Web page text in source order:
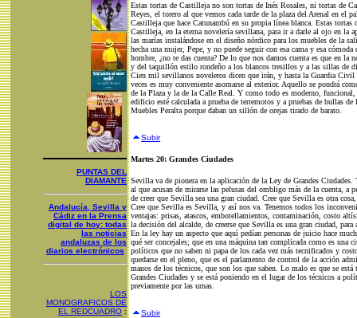
PUNTAS DEL
DIAMANTE
Andalucía, Sevilla y
Cádiz en la Prensa
digital de hoy: todas
las noticias
andaluzas de los
diarios electrónicos
LOS
MONOGRAFICOS DE
EL REDCUADRO :
Estas tortas de Castilleja no son tortas de Inés Rosales, ni tortas de
Reyes, el torero al que vemos cada tarde de la plaza del Arenal en el
Castilleja que hace Catunambú en su propia línea blanca. Estas
Castilleja, en la eterna novelería sevillana, para ir a darle al ojo en la
las marías instalándose en el diseño nórdico para los muebles de la
hecha una mujer, Pepe, y no puede seguir con esa cama y esa
hombre, ¿no te das cuenta? De lo que nos damos cuenta es que en la
y del taquillón estilo rondeño a los blancos tresillos y a las sillas de
Cien mil sevillanos noveleros dicen que irán, y hasta la Guardia Civil
veces es muy conveniente asomarse al exterior. Aquello se pondrá
de la Plaza y la de la Calle Real. Y como todo es moderno,
edificio esté calculada a prueba de terremotos y a pruebas de bullas
Muebles Peralta porque daban un sillón de orejas tirado de barato.
Subir
Martes 20: Grandes Ciudades
Sevilla va de pionera en la aplicación de la Ley de Grandes
al que acusan de mirarse las pelusas del ombligo más de la cuenta, a
de creer que Sevilla sea una gran ciudad. Cree que Sevilla es otra
Cree que Sevilla es Sevilla, y así nos va. Tenemos todos los
ventajas: prisas, atascos, embotellamientos, contaminación, costo
la decisión del alcalde, de creerse que Sevilla es una gran ciudad,
En la ley hay un aspecto que aquí pedían personas de juicio hace
qué ser concejales; que en una máquina tan complicada como es una
políticos que no saben ni papa de los cada vez más tecnificados y
quedarse en el pleno, que es el parlamento de control de la acción
manos de los técnicos, que son los que saben. Lo malo es que se
Grandes Ciudades y se está poniendo en el lugar de los técnicos a
previamente por las urnas.
Subir